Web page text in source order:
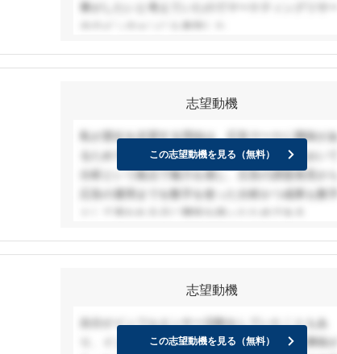
事がしたいと考えていたのでマーケティングリサー
志望動機
私が貴社を志望する理由は、広告マーケに興味があ
るためです。現在行なっているインターンにおいて
分析という観点で魅力を感じ、広告の課題発見から
広告の運用までを数字を使った分析かつ成果も数字
として表われる点に興味を持ったためである。
この志望動機を見る（無料）
志望動機
自分がインフルエンサー活動をしていたこともあ
り、インフルエンサーを活用した広告事業に興味が
この志望動機を見る（無料）